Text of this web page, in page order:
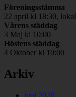
Föreningsstämma
22 april kl 18:30,
Vårens städdag
3 Maj kl 10:00
Höstens städdag
4 Oktober kl 10:00
Arkiv
juni 2026